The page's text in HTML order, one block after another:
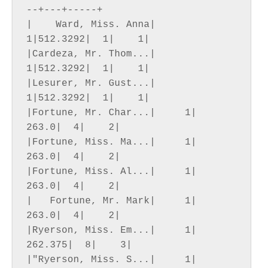
--+---+-----+
|    Ward, Miss. Anna|
1|512.3292|  1|    1|
|Cardeza, Mr. Thom...|
1|512.3292|  1|    1|
|Lesurer, Mr. Gust...|
1|512.3292|  1|    1|
|Fortune, Mr. Char...|     1|
263.0|  4|    2|
|Fortune, Miss. Ma...|     1|
263.0|  4|    2|
|Fortune, Miss. Al...|     1|
263.0|  4|    2|
|   Fortune, Mr. Mark|     1|
263.0|  4|    2|
|Ryerson, Miss. Em...|     1|
262.375|  8|    3|
|"Ryerson, Miss. S...|     1|